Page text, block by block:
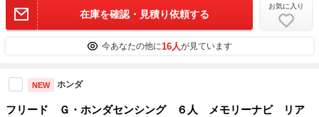
在庫を確認・見積り依頼する
お気に入り
今あなたの他に16人が見ています
NEW ホンダ
フリード Ｇ・ホンダセンシング ６人 メモリーナビ リア